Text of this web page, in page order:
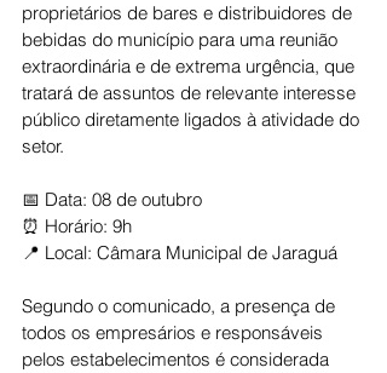
proprietários de bares e distribuidores de
bebidas do município para uma reunião
extraordinária e de extrema urgência, que
tratará de assuntos de relevante interesse
público diretamente ligados à atividade do
setor.
📅 Data: 08 de outubro
⏰ Horário: 9h
📍 Local: Câmara Municipal de Jaraguá
Segundo o comunicado, a presença de
todos os empresários e responsáveis
pelos estabelecimentos é considerada